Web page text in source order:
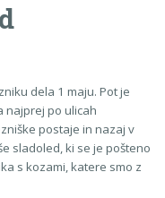
dela 1 maju. Pot je
najprej po ulicah
postaje in nazaj v
sladoled, ki se je pošteno
s kozami, katere smo z